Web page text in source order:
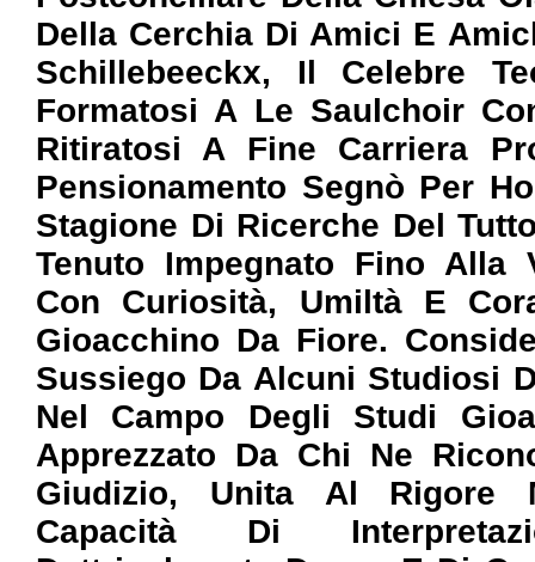
Della Cerchia Di Amici E
Schillebeeckx, Il Celebre
Formatosi A Le Saulchoir
Ritiratosi A Fine Carriera
Pensionamento Segnò Per
Stagione Di Ricerche Del
Tenuto Impegnato Fino Alla
Con Curiosità, Umiltà E
Gioacchino Da Fiore.
Sussiego Da Alcuni Studiosi
Nel Campo Degli Studi
Apprezzato Da Chi Ne
Giudizio, Unita Al Rigore
Capacità Di